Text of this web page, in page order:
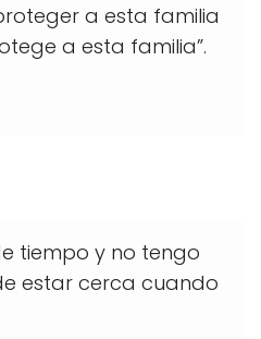
a esta familia
a esta familia”.
tiempo y no tengo
estar cerca cuando